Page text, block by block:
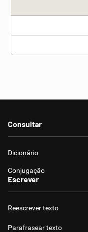
Consultar
Dicionário
Conjugação
Escrever
Reescrever texto
Parafrasear texto